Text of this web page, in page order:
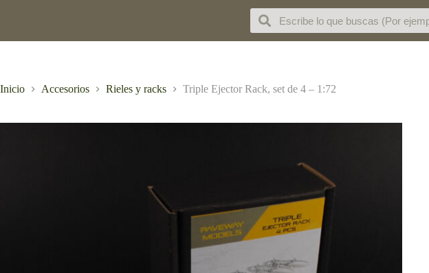
Inicio Accesorios Rieles y racks Triple Ejector Rack, set de 4 – 1:72